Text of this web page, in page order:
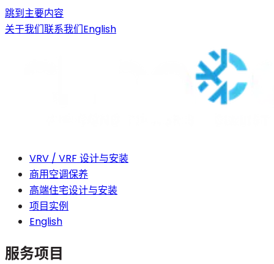
跳到主要内容
关于我们联系我们English
VRV / VRF 设计与安装
商用空调保养
高端住宅设计与安装
项目实例
English
服务项目